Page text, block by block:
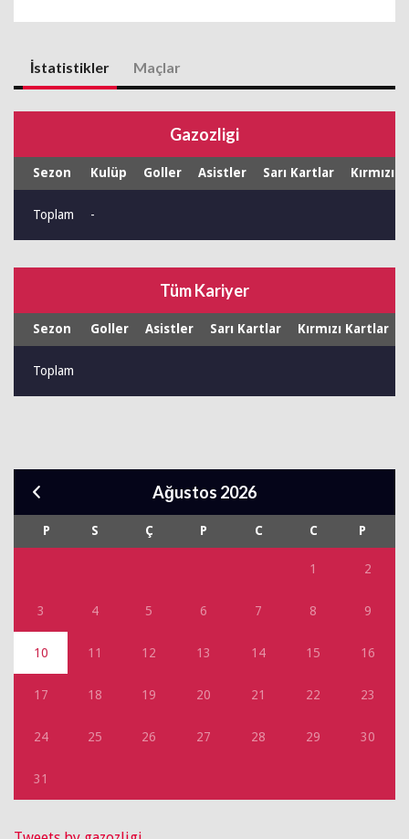
İstatistikler Maçlar
Gazozligi
Sezon Kulüp Goller Asistler Sarı Kartlar Kırmızı
Toplam -
Tüm Kariyer
Sezon Goller Asistler Sarı Kartlar Kırmızı Kartlar
Toplam
Ağustos 2026
P S Ç P C C P
1 2
3 4 5 6 7 8 9
10 11 12 13 14 15 16
17 18 19 20 21 22 23
24 25 26 27 28 29 30
31